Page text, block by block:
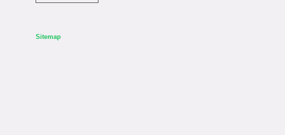
Erdem
Sitemap